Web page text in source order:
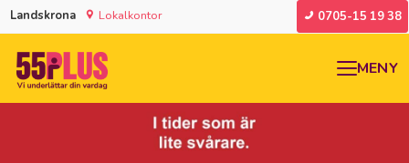
Landskrona Lokalkontor 0705-15 19 38
MENY